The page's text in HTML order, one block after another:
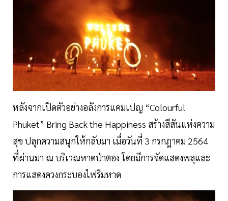
หลังจากเปิดตัวอย่างอลังการแคมเปญ “Colourful
Phuket” Bring Back the Happiness สร้างสีสันแห่งความ
สุข ปลุกความสนุกให้กลับมา เมื่อวันที่ 3 กรกฎาคม 2564
ที่ผ่านมา ณ บริเวณหาดป่าตอง โดยมีการจัดแสดงพลุและ
การแสดงควงกระบองไฟริมหาด